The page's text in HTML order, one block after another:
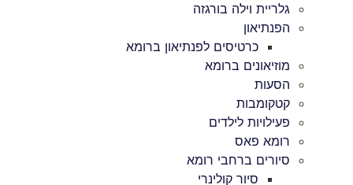
גלריית וילה בורגזה
הפנתיאון
כרטיסים לפנתיאון ברומא
מוזיאונים ברומא
הסעות
קטקומבות
פעילויות לילדים
רומא פאס
סיורים ברחבי רומא
סיור קולינרי